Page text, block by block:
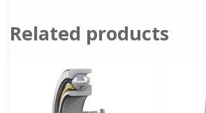
Related products